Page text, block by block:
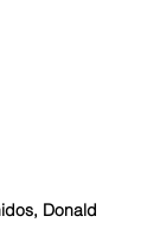
Donald